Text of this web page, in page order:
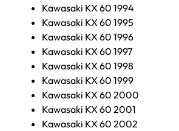
Kawasaki KX 60 1994
Kawasaki KX 60 1995
Kawasaki KX 60 1996
Kawasaki KX 60 1997
Kawasaki KX 60 1998
Kawasaki KX 60 1999
Kawasaki KX 60 2000
Kawasaki KX 60 2001
Kawasaki KX 60 2002